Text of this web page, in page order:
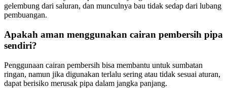
gelembung dari saluran, dan munculnya bau tidak sedap dari lubang
pembuangan.
Apakah aman menggunakan cairan pembersih pipa
sendiri?
Penggunaan cairan pembersih bisa membantu untuk sumbatan
ringan, namun jika digunakan terlalu sering atau tidak sesuai aturan,
dapat berisiko merusak pipa dalam jangka panjang.